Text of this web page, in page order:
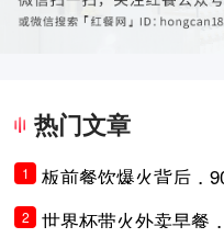
热门文章
1
板前餐饮爆火背后，
是徒有其表的刻意作
2
世界杯带火外卖早餐